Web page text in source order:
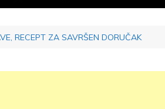
RECEPT ZA SAVRŠEN DORUČAK